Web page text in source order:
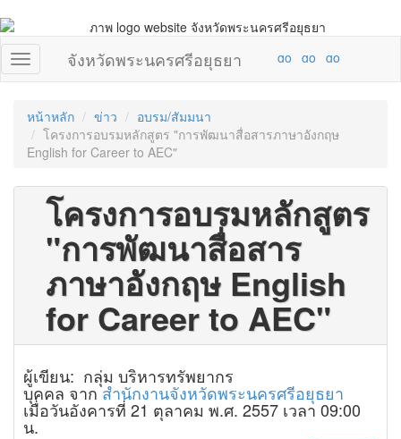
จังหวัดพระนครศรีอยุธยา
หน้าหลัก ข่าว
อบรม/สัมมนา
โครงการอบรมหลักสูตร "การพัฒนาสื่อสารภาษาอังกฤษ
English for Career to AEC"
โครงการอบรมหลักสูตร
"การพัฒนาสื่อสาร
ภาษาอังกฤษ English
for Career to AEC"
ผู้เขียน: กลุ่ม บริหารทรัพยากร
บุคคล จากสำนักงานจังหวัดพระนครศรีอยุธยา
เมื่อวันอังคารที่ 21 ตุลาคม พ.ศ. 2557 เวลา 09:00
น.